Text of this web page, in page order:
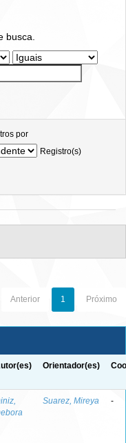
busca.
por
Registro(s)
Anterior 1 Próximo
Orientador(es)
Suarez, Mireya -